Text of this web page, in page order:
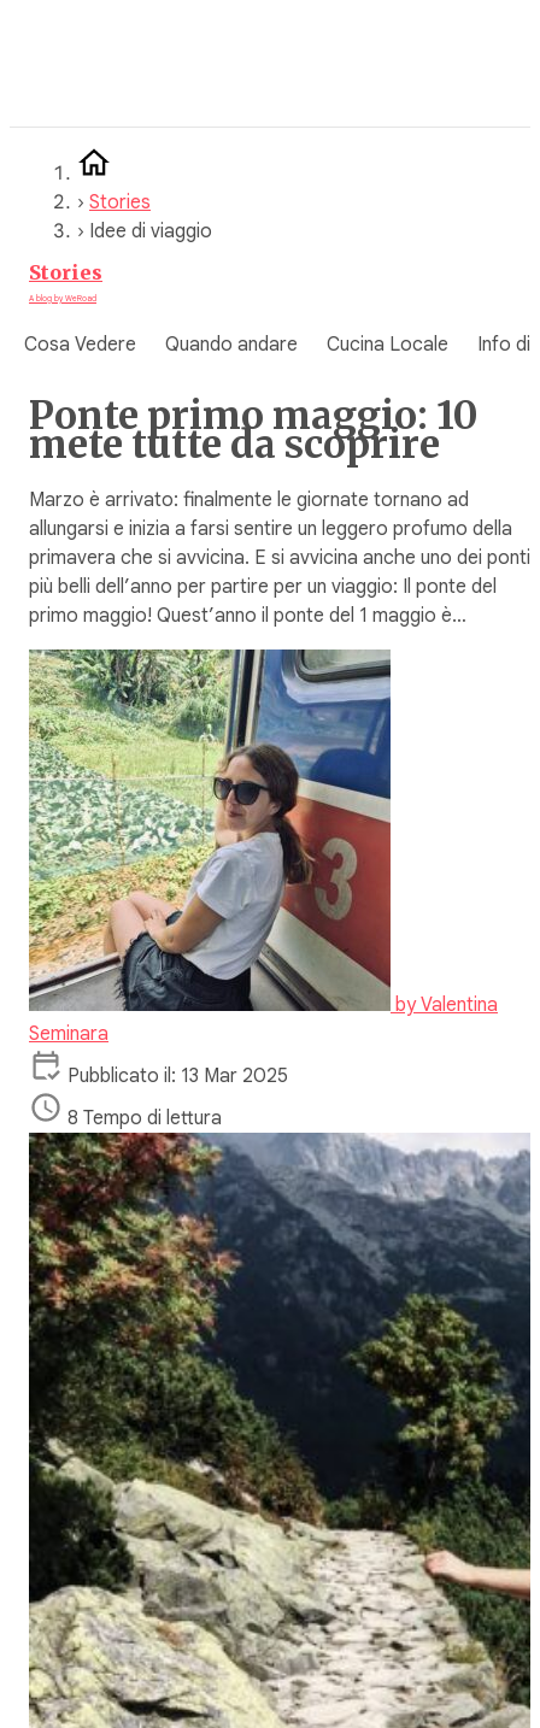
› Stories
› Idee di viaggio
Stories
A blog by WeRoad
Cosa Vedere Quando andare Cucina Locale Info di
Ponte primo maggio: 10
mete tutte da scoprire
Marzo è arrivato: finalmente le giornate tornano ad
allungarsi e inizia a farsi sentire un leggero profumo della
primavera che si avvicina. E si avvicina anche uno dei ponti
più belli dell’anno per partire per un viaggio: Il ponte del
primo maggio! Quest’anno il ponte del 1 maggio è…
byValentina
Seminara
Pubblicato il: 13 Mar 2025
8 Tempo di lettura